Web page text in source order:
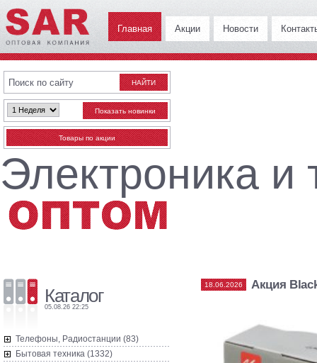
Главная Акции Новости
Электроника и
Каталог
05.08.26 22:25
Телефоны, Радиостанции (83)
Бытовая техника (1332)
18.06.2026 Акция